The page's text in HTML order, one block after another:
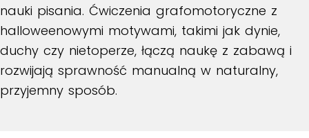
nauki pisania. Ćwiczenia grafomotoryczne z
halloweenowymi motywami, takimi jak dynie,
duchy czy nietoperze, łączą naukę z zabawą i
rozwijają sprawność manualną w naturalny,
przyjemny sposób.